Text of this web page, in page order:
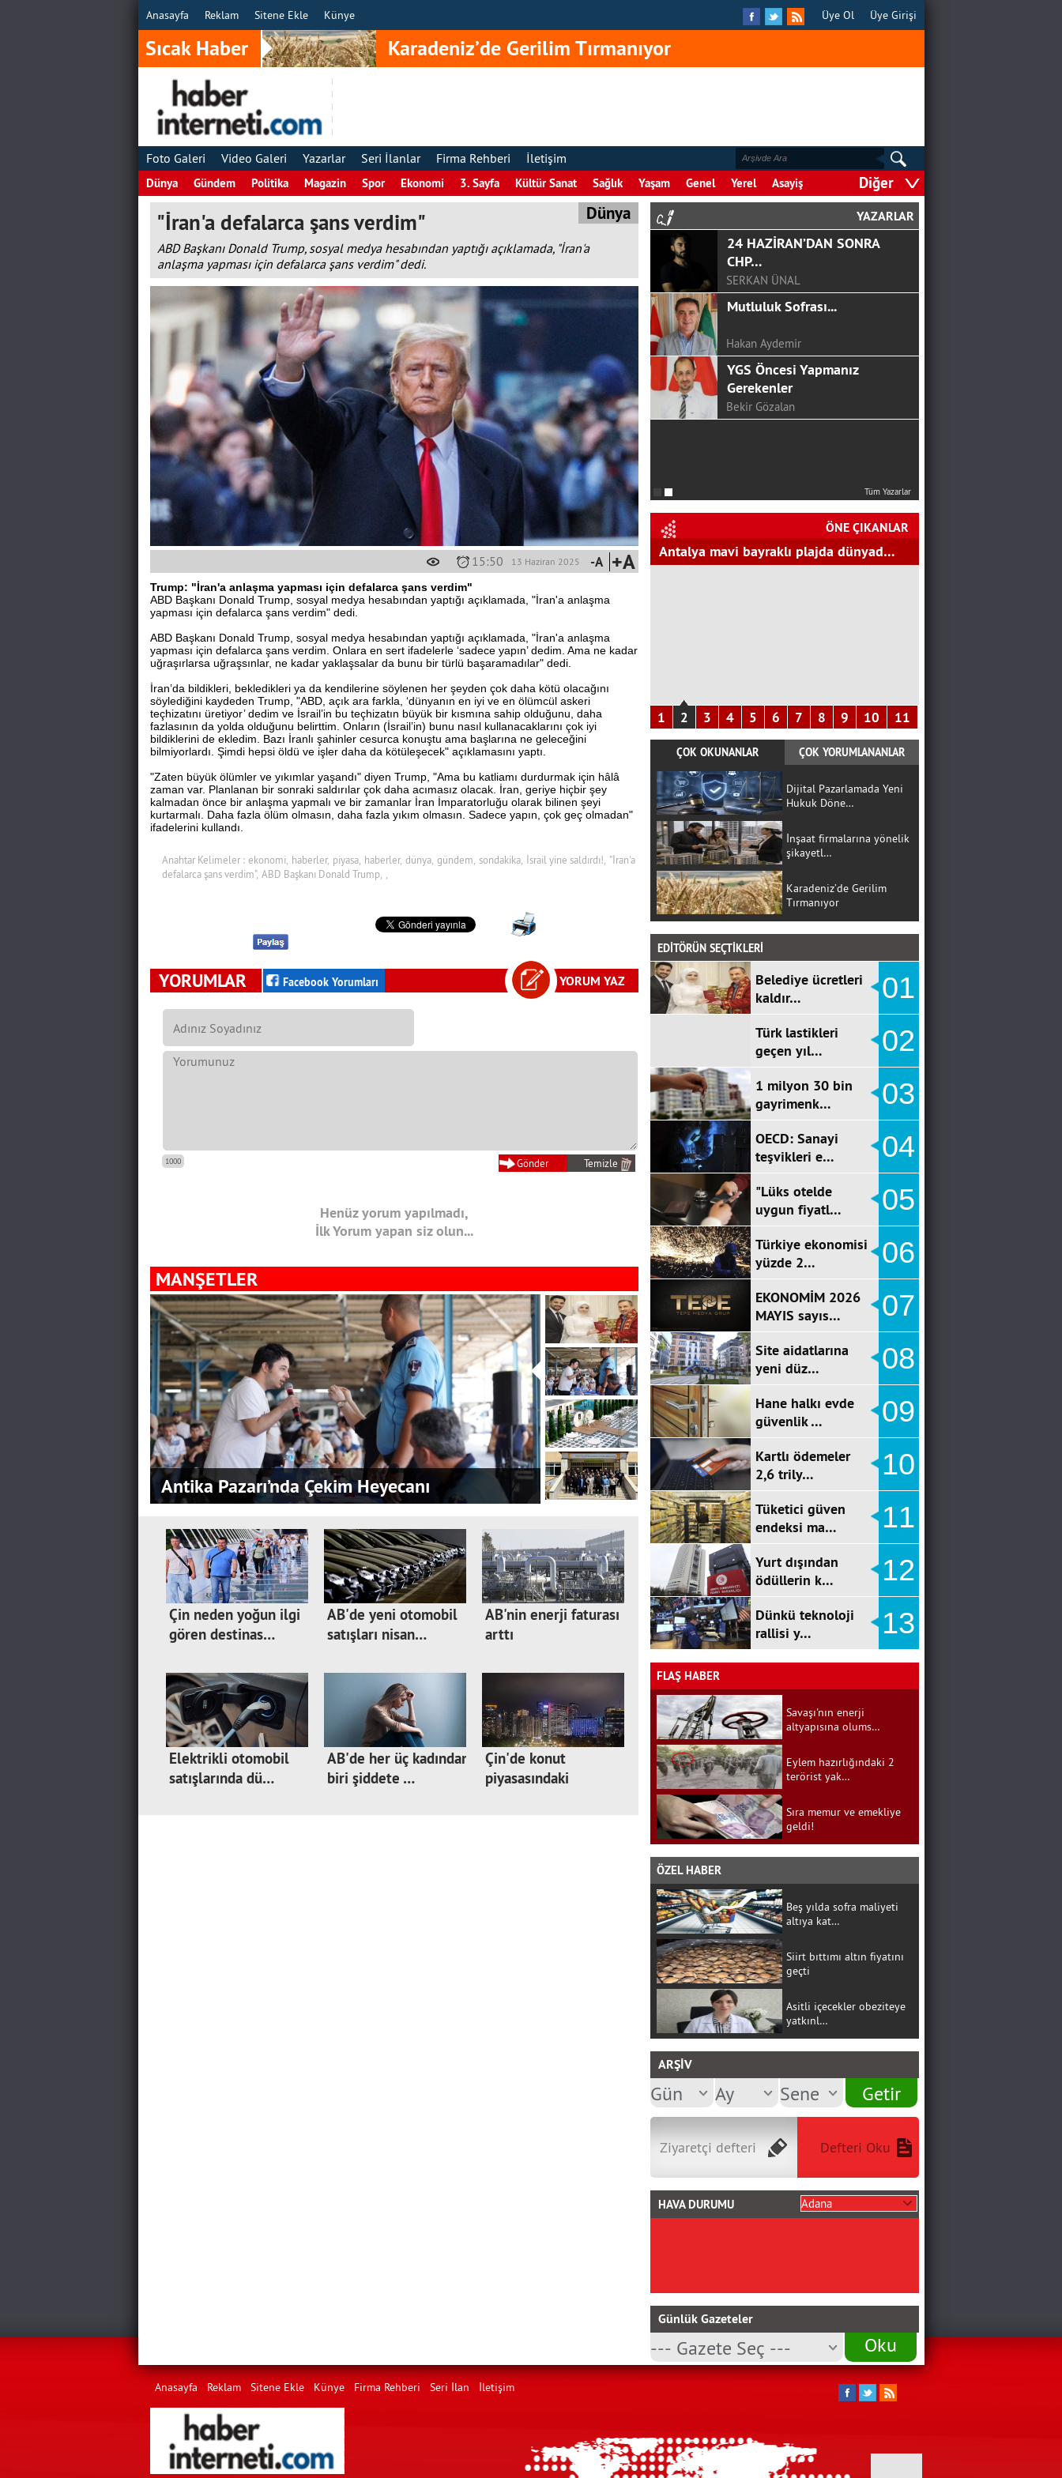
Anasayfa Reklam Sitene Ekle Künye Üye Ol Üye Girişi
Sıcak Haber Karadeniz’de Gerilim Tırmanıyor
Foto Galeri Video Galeri Yazarlar Seri İlanlar Firma Rehberi İletişim
Dünya Gündem Politika Magazin Spor Ekonomi 3. Sayfa Kültür Sanat Sağlık Yaşam Genel Yerel Asayiş Diğer
Dünya
"İran'a defalarca şans verdim"
ABD Başkanı Donald Trump, sosyal medya hesabından yaptığı açıklamada, "İran'a
anlaşma yapması için defalarca şans verdim" dedi.
13 Haziran 2025
15:50 -A +A
Trump: "İran'a anlaşma yapması için defalarca şans verdim"
ABD Başkanı Donald Trump, sosyal medya hesabından yaptığı açıklamada, "İran'a anlaşma
yapması için defalarca şans verdim" dedi.
ABD Başkanı Donald Trump, sosyal medya hesabından yaptığı açıklamada, "İran'a anlaşma
yapması için defalarca şans verdim. Onlara en sert ifadelerle ‘sadece yapın’ dedim. Ama ne kadar
uğraşırlarsa uğraşsınlar, ne kadar yaklaşsalar da bunu bir türlü başaramadılar" dedi.
İran’da bildikleri, bekledikleri ya da kendilerine söylenen her şeyden çok daha kötü olacağını
söylediğini kaydeden Trump, "ABD, açık ara farkla, ‘dünyanın en iyi ve en ölümcül askeri
teçhizatını üretiyor’ dedim ve İsrail’in bu teçhizatın büyük bir kısmına sahip olduğunu, daha
fazlasının da yolda olduğunu belirttim. Onların (İsrail’in) bunu nasıl kullanacaklarını çok iyi
bildiklerini de ekledim. Bazı İranlı şahinler cesurca konuştu ama başlarına ne geleceğini
bilmiyorlardı. Şimdi hepsi öldü ve işler daha da kötüleşecek" açıklamasını yaptı.
"Zaten büyük ölümler ve yıkımlar yaşandı" diyen Trump, "Ama bu katliamı durdurmak için hâlâ
zaman var. Planlanan bir sonraki saldırılar çok daha acımasız olacak. İran, geriye hiçbir şey
kalmadan önce bir anlaşma yapmalı ve bir zamanlar İran İmparatorluğu olarak bilinen şeyi
kurtarmalı. Daha fazla ölüm olmasın, daha fazla yıkım olmasın. Sadece yapın, çok geç olmadan"
ifadelerini kullandı.
Anahtar Kelimeler : ekonomi, haberler, piyasa, haberler, dünya, gündem, sondakika, İsrail yine saldırdı!, "İran'a
defalarca şans verdim", ABD Başkanı Donald Trump, ,
YORUMLAR Facebook Yorumları YORUM YAZ
1000
Henüz yorum yapılmadı,
İlk Yorum yapan siz olun...
MANŞETLER
Antika Pazarı’nda Çekim Heyecanı
Çin neden yoğun ilgi
gören destinas…
AB'de yeni otomobil
satışları nisan…
AB'nin enerji faturası
arttı
Elektrikli otomobil
satışlarında dü…
AB'de her üç kadından
biri şiddete …
Çin'de konut
piyasasındaki
YAZARLAR
GÖRGEL, TOPTAŞ VE OKAY?
F.ALPER GÜLTEPE
COVİD-19 SÜRECİNDE
ÇOCUKLA İLETİŞİM
Şule Hasıl
Deprem Gerçeği İle
Yüzleşsek Mi Artık
Ali Eskalen
NEREYE KADAR!
24 HAZİRAN’DAN SONRA
CHP…
Mutluluk Sofrası...
Tüm Yazarlar
ÖNE ÇIKANLAR
Antalya mavi bayraklı plajda dünyad…
1 2 3 4 5 6 7 8 9 10 11
ÇOK OKUNANLAR ÇOK YORUMLANANLAR
Dijital Pazarlamada Yeni
Hukuk Döne…
İnşaat firmalarına yönelik
şikayetl…
Karadeniz’de Gerilim
Tırmanıyor
EDİTÖRÜN SEÇTİKLERİ
Belediye ücretleri
kaldır…
01
Türk lastikleri
geçen yıl…
02
1 milyon 30 bin
gayrimenk…
03
OECD: Sanayi
teşvikleri e…
04
"Lüks otelde
uygun fiyatl…
05
Türkiye ekonomisi
yüzde 2…
06
EKONOMİM 2026
MAYIS sayıs…
07
Site aidatlarına
yeni düz…
08
Hane halkı evde
güvenlik …
09
Kartlı ödemeler
2,6 trily…
10
Tüketici güven
endeksi ma…
11
Yurt dışından
ödüllerin k…
12
Dünkü teknoloji
rallisi y…
13
FLAŞ HABER
Savaşı'nın enerji
altyapısına olums…
Eylem hazırlığındaki 2
terörist yak…
Sıra memur ve emekliye
geldi!
ÖZEL HABER
Beş yılda sofra maliyeti
altıya kat…
Siirt bıttımı altın fiyatını
geçti
Asitli içecekler obeziteye
yatkınl…
ARŞİV
Ziyaretçi defteri Defteri Oku
HAVA DURUMU
Günlük Gazeteler
Oku
Anasayfa Reklam Sitene Ekle Künye Firma Rehberi Seri İlan İletişim